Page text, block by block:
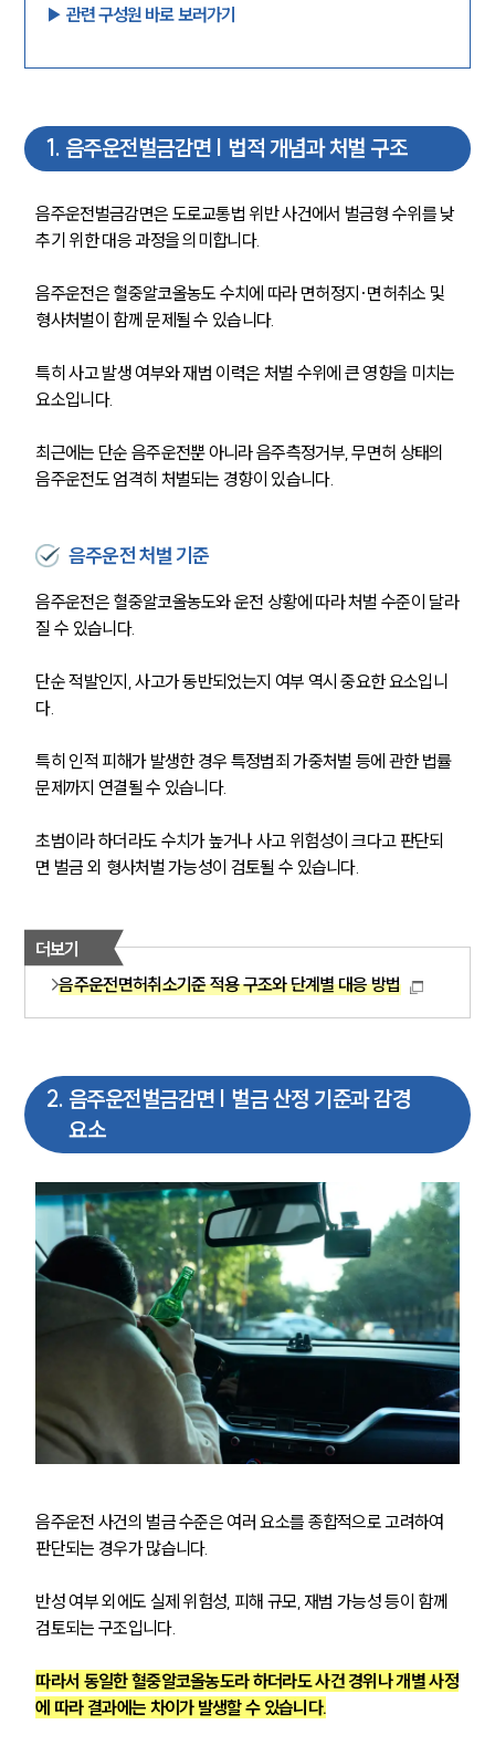
▶︎ 관련 구성원 바로 보러가기
1 . 음주운전벌금감면 | 법적 개념과 처벌 구조
음주운전벌금감면은 도로교통법 위반 사건에서 벌금형 수위를 낮
추기 위한 대응 과정을 의미합니다.
음주운전은 혈중알코올농도 수치에 따라 면허정지·면허취소 및
형사처벌이 함께 문제될 수 있습니다.
특히 사고 발생 여부와 재범 이력은 처벌 수위에 큰 영향을 미치는
요소입니다.
최근에는 단순 음주운전뿐 아니라 음주측정거부, 무면허 상태의
음주운전도 엄격히 처벌되는 경향이 있습니다.
음주운전 처벌 기준
음주운전은 혈중알코올농도와 운전 상황에 따라 처벌 수준이 달라
질 수 있습니다.
단순 적발인지, 사고가 동반되었는지 여부 역시 중요한 요소입니
다.
특히 인적 피해가 발생한 경우 특정범죄 가중처벌 등에 관한 법률
문제까지 연결될 수 있습니다.
초범이라 하더라도 수치가 높거나 사고 위험성이 크다고 판단되
면 벌금 외 형사처벌 가능성이 검토될 수 있습니다.
더보기
음주운전면허취소기준 적용 구조와 단계별 대응 방법
2. 음주운전벌금감면 | 벌금 산정 기준과 감경
요소
음주운전 사건의 벌금 수준은 여러 요소를 종합적으로 고려하여
판단되는 경우가 많습니다.
반성 여부 외에도 실제 위험성, 피해 규모, 재범 가능성 등이 함께
검토되는 구조입니다.
따라서 동일한 혈중알코올농도라 하더라도 사건 경위나 개별 사정
에 따라 결과에는 차이가 발생할 수 있습니다.